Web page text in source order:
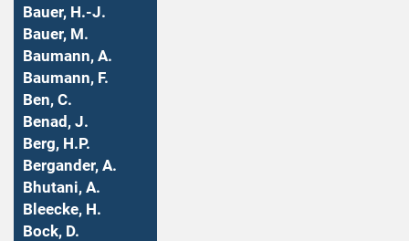
Bauer, H.-J.
Bauer, M.
Baumann, A.
Baumann, F.
Ben, C.
Benad, J.
Berg, H.P.
Bergander, A.
Bhutani, A.
Bleecke, H.
Bock, D.